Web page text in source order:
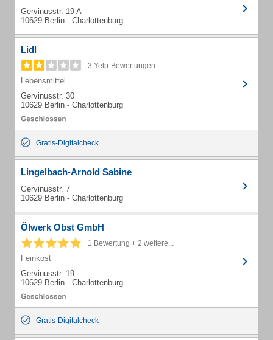
Gervinusstr. 19 A
10629 Berlin - Charlottenburg
Lidl
3 Yelp-Bewertungen
Lebensmittel
Gervinusstr. 30
10629 Berlin - Charlottenburg
Gratis-Digitalcheck
Lingelbach-Arnold Sabine
Gervinusstr. 7
10629 Berlin - Charlottenburg
Ölwerk Obst GmbH
1 Bewertung + 2 weitere...
Feinkost
Gervinusstr. 19
10629 Berlin - Charlottenburg
Gratis-Digitalcheck